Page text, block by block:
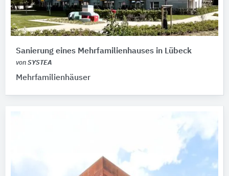
Sanierung eines Mehrfamilienhauses in Lübeck
von SYSTEA
Mehrfamilienhäuser